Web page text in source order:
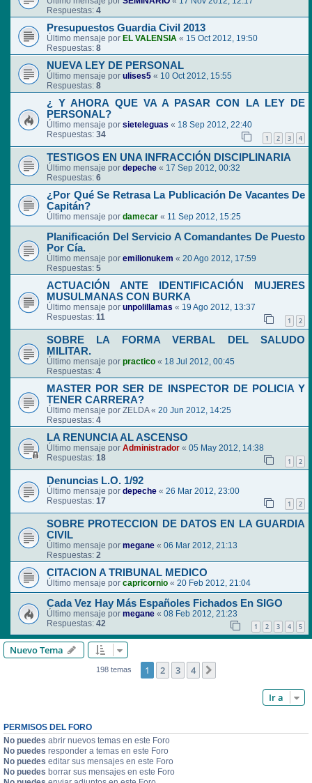
Respuestas: 4
Presupuestos Guardia Civil 2013
Último mensaje por EL VALENSIA « 15 Oct 2012, 19:50
Respuestas: 8
NUEVA LEY DE PERSONAL
Último mensaje por ulises5 « 10 Oct 2012, 15:55
Respuestas: 8
¿ Y AHORA QUE VA A PASAR CON LA LEY DE
PERSONAL?
Último mensaje por sieteleguas « 18 Sep 2012, 22:40
Respuestas: 34 1 2 3 4
TESTIGOS EN UNA INFRACCIÓN DISCIPLINARIA
Último mensaje por depeche « 17 Sep 2012, 00:32
Respuestas: 6
¿Por Qué Se Retrasa La Publicación De Vacantes De
Capitán?
Último mensaje por damecar « 11 Sep 2012, 15:25
Planificación Del Servicio A Comandantes De Puesto
Por Cía.
Último mensaje por emilionukem « 20 Ago 2012, 17:59
Respuestas: 5
ACTUACIÓN ANTE IDENTIFICACIÓN MUJERES
MUSULMANAS CON BURKA
Último mensaje por unpolillamas « 19 Ago 2012, 13:37
Respuestas: 11 1 2
SOBRE LA FORMA VERBAL DEL SALUDO
MILITAR.
Último mensaje por practico « 18 Jul 2012, 00:45
Respuestas: 4
MASTER POR SER DE INSPECTOR DE POLICIA Y
TENER CARRERA?
Último mensaje por ZELDA« 20 Jun 2012, 14:25
Respuestas: 4
LA RENUNCIA AL ASCENSO
Último mensaje por Administrador « 05 May 2012, 14:38
Respuestas: 18 1 2
Denuncias L.O. 1/92
Último mensaje por depeche « 26 Mar 2012, 23:00
Respuestas: 17 1 2
SOBRE PROTECCION DE DATOS EN LA GUARDIA
CIVIL
Último mensaje por megane « 06 Mar 2012, 21:13
Respuestas: 2
CITACION A TRIBUNAL MEDICO
Último mensaje por capricornio « 20 Feb 2012, 21:04
Cada Vez Hay Más Españoles Fichados En SIGO
Último mensaje por megane « 08 Feb 2012, 21:23
Respuestas: 42 1 2 3 4 5
Nuevo Tema
198 temas 1 2 3 4
Ir a
PERMISOS DEL FORO
No puedes abrir nuevos temas en este Foro
No puedes responder a temas en este Foro
No puedes editar sus mensajes en este Foro
No puedes borrar sus mensajes en este Foro